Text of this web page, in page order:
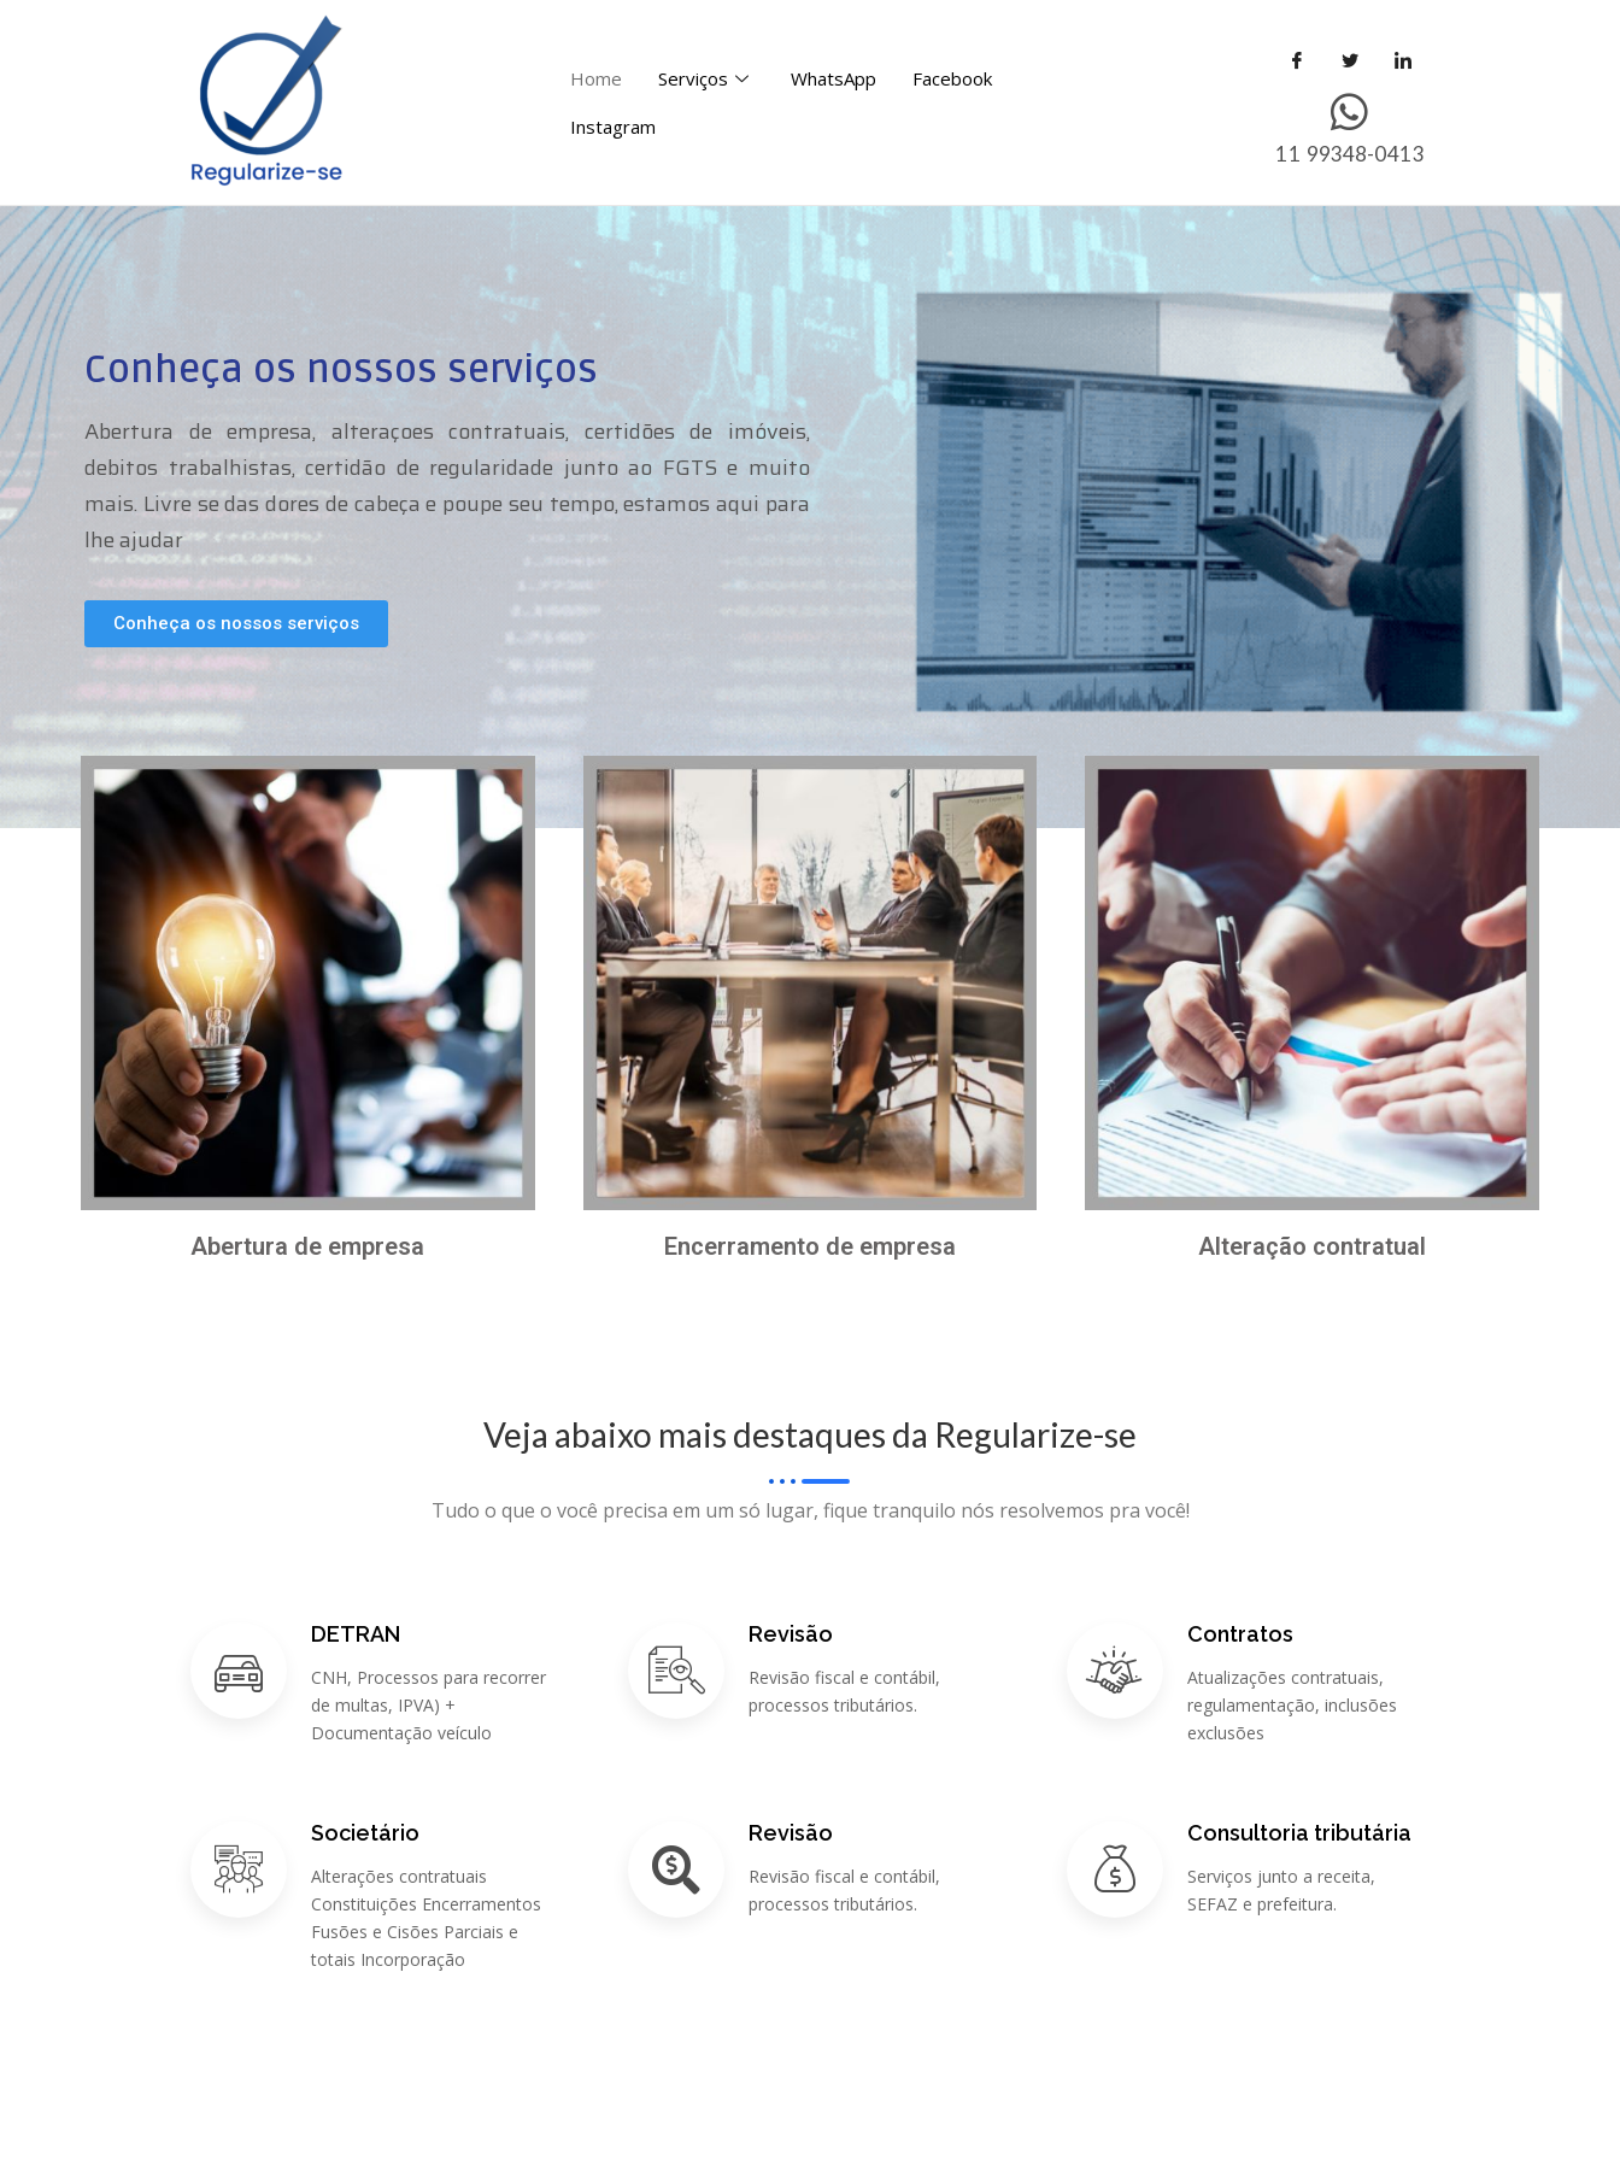
Home Serviços WhatsApp
Facebook
Instagram
11 99348-0413
Conheça os nossos serviços
Abertura de empresa, alteraçoes contratuais, certidões de imóveis,
debitos trabalhistas, certidão de regularidade junto ao FGTS e muito
mais. Livre se das dores de cabeça e poupe seu tempo, estamos aqui para
lhe ajudar
Conheça os nossos serviços
Abertura de empresa Encerramento de empresa Alteração contratual
Veja abaixo mais destaques da Regularize-se
Tudo o que o você precisa em um só lugar, fique tranquilo nós resolvemos pra você!
DETRAN
CNH, Processos para recorrer
de multas, IPVA) +
Documentação veículo
Revisão
Revisão fiscal e contábil,
processos tributários.
Contratos
Atualizações contratuais,
regulamentação, inclusões
exclusões
Societário
Alterações contratuais
Constituições Encerramentos
Fusões e Cisões Parciais e
totais Incorporação
Revisão
Revisão fiscal e contábil,
processos tributários.
Consultoria tributária
Serviços junto a receita,
SEFAZ e prefeitura.